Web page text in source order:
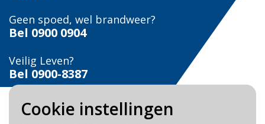
Cookie instellingen
Geen spoed, wel brandweer?
Bel 0900 0904
Veilig Leven?
Bel 0900-8387